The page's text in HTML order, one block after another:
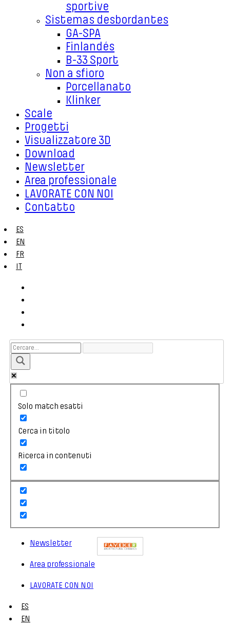
sportive
Sistemas desbordantes
GA-SPA
Finlandés
B-33 Sport
Non a sfioro
Porcellanato
Klinker
Scale
Progetti
Visualizzatore 3D
Download
Newsletter
Area professionale
LAVORATE CON NOI
Contatto
ES
EN
FR
IT
Solo match esatti
Cerca in titolo
Ricerca in contenuti
Newsletter
Area professionale
LAVORATE CON NOI
ES
EN